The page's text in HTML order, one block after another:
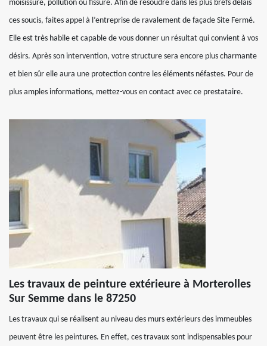
moisissure, pollution ou fissure. Afin de résoudre dans les plus brefs délais
ces soucis, faites appel à l’entreprise de ravalement de façade Site Fermé.
Elle est très habile et capable de vous donner un résultat qui convient à vos
désirs. Après son intervention, votre structure sera encore plus charmante
et bien sûr elle aura une protection contre les éléments néfastes. Pour de
plus amples informations, mettez-vous en contact avec ce prestataire.
Les travaux de peinture extérieure à Morterolles
Sur Semme dans le 87250
Les travaux qui se réalisent au niveau des murs extérieurs des immeubles
peuvent être les peintures. En effet, ces travaux sont indispensables pour